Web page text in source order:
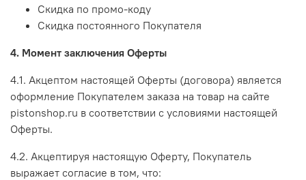
Скидка по промо-коду
Скидка постоянного Покупателя
4. Момент заключения Оферты
4.1. Акцептом настоящей Оферты (договора) является
оформление Покупателем заказа на товар на сайте
pistonshop.ru в соответствии с условиями настоящей
Оферты.
4.2. Акцептируя настоящую Оферту, Покупатель
выражает согласие в том, что: